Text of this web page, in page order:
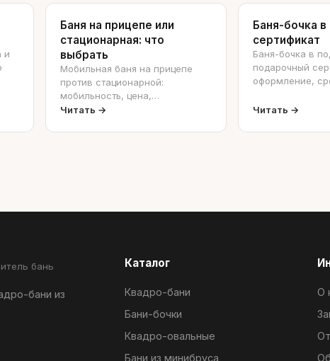
и
Баня на прицепе или
стационарная: что
выбрать
Мобильная баня на прицепе
против стационарной:
мобильность, цена,
оформление. Сравнение.
Читать →
Баня-бочка
сертификат
Баня-бочка в
подарочный
оформление,
Читать →
бань
бани из
Каталог
Квадро-бани
Бани-бочки
Квадро-овальные
Бани из минибруса
О